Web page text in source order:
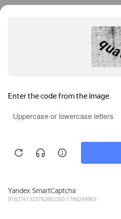
Продолжая пользоваться
использованием файлов cookies.